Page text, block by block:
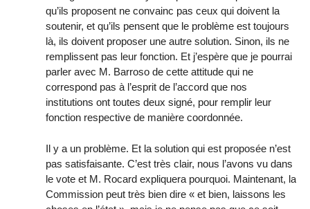
qu’ils proposent ne convainc pas ceux qui doivent la
soutenir, et qu’ils pensent que le problème est toujours
là, ils doivent proposer une autre solution. Sinon, ils ne
remplissent pas leur fonction. Et j’espère que je pourrai
parler avec M. Barroso de cette attitude qui ne
correspond pas à l’esprit de l’accord que nos
institutions ont toutes deux signé, pour remplir leur
fonction respective de manière coordonnée.
Il y a un problème. Et la solution qui est proposée n’est
pas satisfaisante. C’est très clair, nous l’avons vu dans
le vote et M. Rocard expliquera pourquoi. Maintenant, la
Commission peut très bien dire « et bien, laissons les